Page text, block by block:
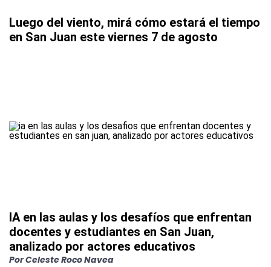
Luego del viento, mirá cómo estará el tiempo
en San Juan este viernes 7 de agosto
IA en las aulas y los desafíos que enfrentan
docentes y estudiantes en San Juan,
analizado por actores educativos
PorCeleste Roco Navea